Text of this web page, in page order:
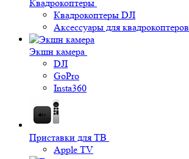
Квадрокоптеры
Квадрокоптеры DJI
Аксессуары для квадрокоптеров
Экшн камера
DJI
GoPro
Insta360
Приставки для ТВ
Apple TV